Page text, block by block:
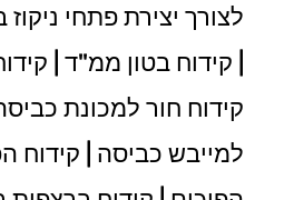
לצורך יצירת פתחי
| קידוח בטון ממ"ד | קידוח
קידוח חור למכונת
למייבש כביסה | קידוח